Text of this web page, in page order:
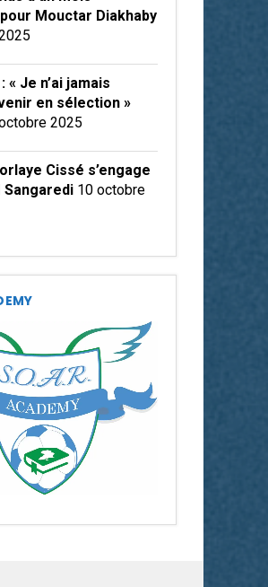
Mouctar Diakhaby
« Je n’ai jamais
en sélection »
2025
Cissé s’engage
Sangaredi 10 octobre